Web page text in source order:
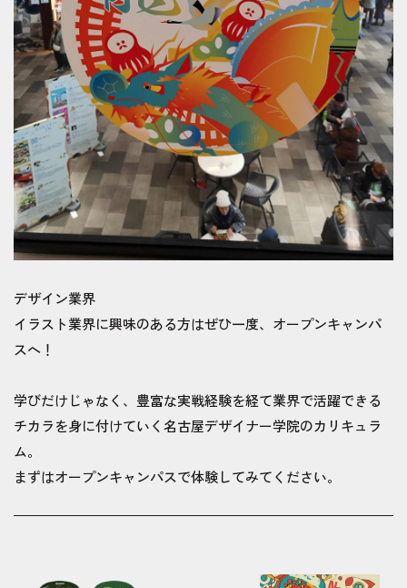
デザイン業界
イラスト業界に興味のある方はぜひ一度、オープンキャンパ
スへ！
学びだけじゃなく、豊富な実戦経験を経て業界で活躍できる
チカラを身に付けていく名古屋デザイナー学院のカリキュラ
ム。
まずはオープンキャンパスで体験してみてください。